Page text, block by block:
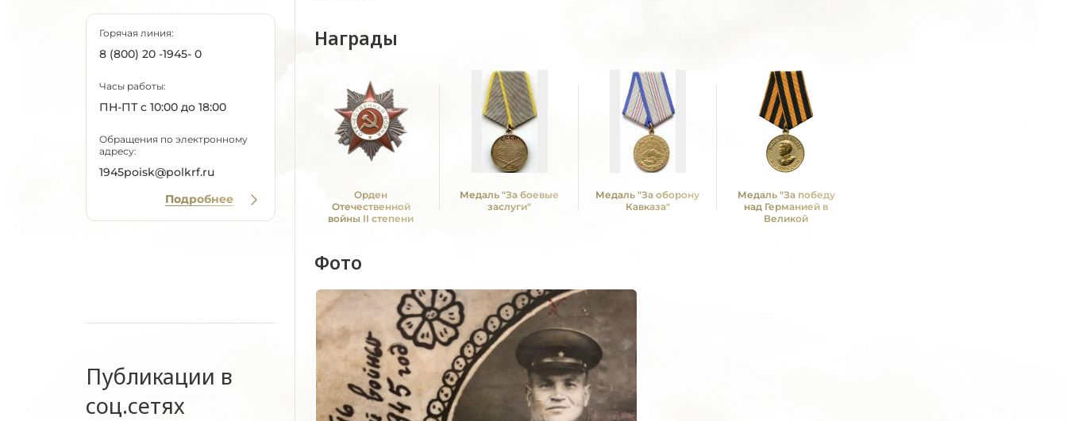
Горячая линия:
8 (800) 20 -1945- 0
Часы работы:
ПН-ПТ с 10:00 до 18:00
Обращения по электронному
адресу:
1945poisk@polkrf.ru
Подробнее
Публикации в
соц.сетях
Награды
Орден
Отечественной
войны II степени
Медаль "За боевые
заслуги"
Медаль "За оборону
Кавказа"
Медаль "За победу
над Германией в
Великой
Фото